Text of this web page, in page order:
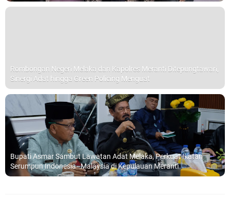
Rombongan Negeri Melaka dan Kapolres Meranti Ditepungtawari,
Sinergi Adat hingga Green Policing Menguat
Bupati Asmar Sambut Lawatan Adat Melaka, Perkuat Ikatan
Serumpun Indonesia–Malaysia di Kepulauan Meranti